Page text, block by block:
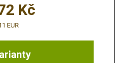
Kč
EUR